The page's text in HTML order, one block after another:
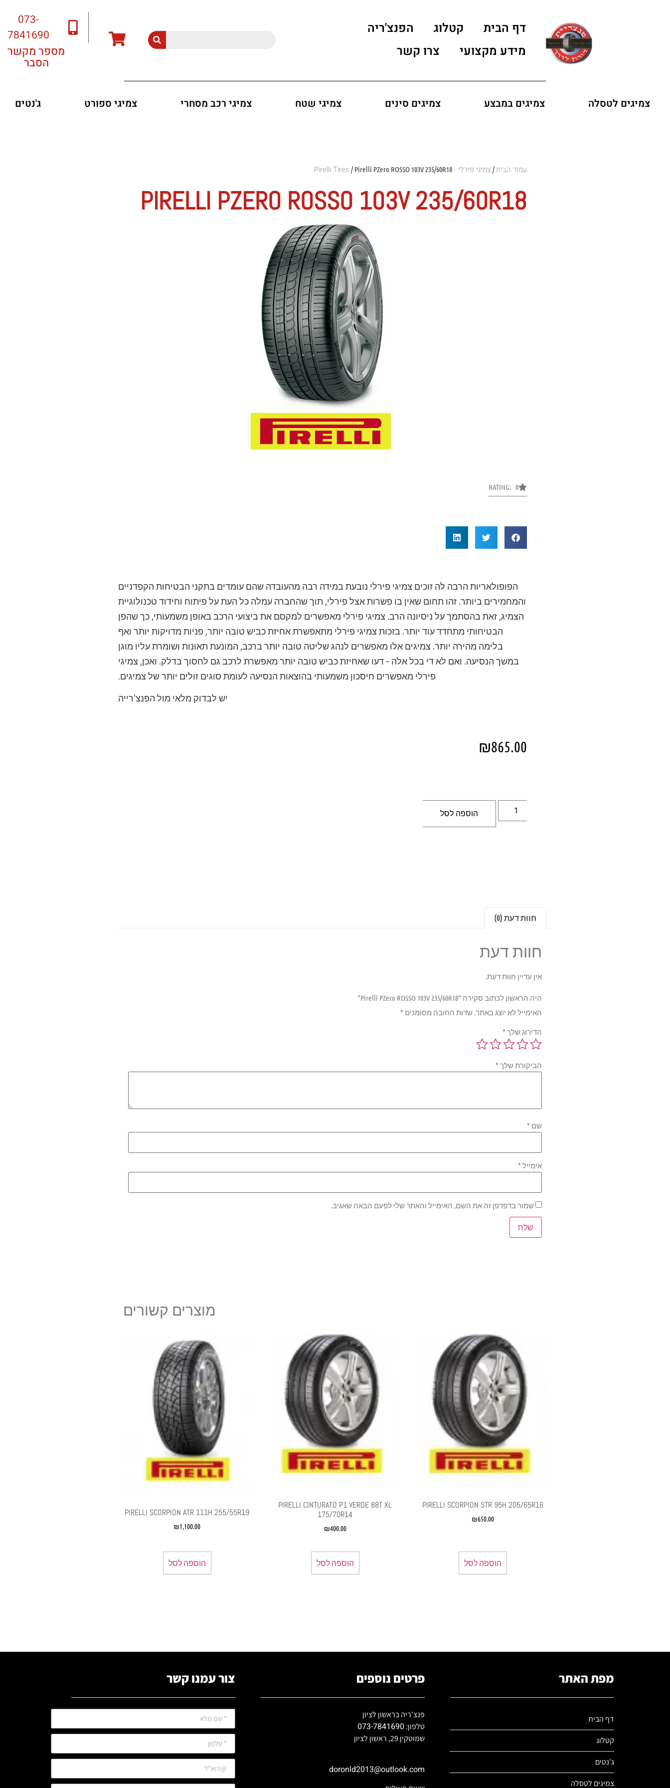
דף הבית קטלוג
הפנצ'ריה
מידע מקצועי
צרו קשר
073-
7841690
מספר מקשר
הסבר
צמיגים לטסלה צמיגים במבצע צמיגים סינים צמיגי שטח צמיגי רכב מסחרי צמיגי ספורט ג'נטים
עמוד הבית/ צמיגי פירלי - Pirelli Tires / Pirelli PZero ROSSO 103V 235/60R18
PIRELLI PZERO ROSSO 103V 235/60R18
RATING: 0
הפופולאריות הרבה לה זוכים צמיגי פירלי נובעת במידה רבה מהעובדה שהם עומדים בתקני הבטיחות הקפדניים
והמחמירים ביותר. זהו תחום שאין בו פשרות אצל פירלי, תוך שהחברה עמלה כל העת על פיתוח וחידוד טכנולוגיית
הצמיג, זאת בהסתמך על ניסיונה הרב. צמיגי פירלי מאפשרים למקסם את ביצועי הרכב באופן משמעותי, כך שהפן
הבטיחותי מתחדד עוד יותר. בזכות צמיגי פירלי מתאפשרת אחיזת כביש טובה יותר, פניות מדויקות יותר ואף
בלימה מהירה יותר. צמיגים אלו מאפשרים לנהג שליטה טובה יותר ברכב, המונעת תאונות ושומרת עליו מוגן
במשך הנסיעה. ואם לא די בכל אלה – דעו שאחיזת כביש טובה יותר מאפשרת לרכב גם לחסוך בדלק. ואכן, צמיגי
פירלי מאפשרים חיסכון משמעותי בהוצאות הנסיעה לעומת סוגים זולים יותר של צמיגים.
יש לבדוק מלאי מול הפנצ'רייה
₪865.00
הוספה לסל
חוות דעת (0)
חוות דעת
אין עדיין חוות דעת.
היה הראשון לכתוב סקירה “Pirelli PZero ROSSO 103V 235/60R18”
האימייל לא יוצג באתר. שדות החובה מסומנים *
הדירוג שלך *
הביקורת שלך *
שם *
אימייל *
שמור בדפדפן זה את השם, האימייל והאתר שלי לפעם הבאה שאגיב.
מוצרים קשורים
PIRELLI SCORPION STR 95H 205/65R16
₪650.00
הוספה לסל
PIRELLI CINTURATO P1 VERDE 88T XL
175/70R14
₪400.00
הוספה לסל
PIRELLI SCORPION ATR 111H 255/55R19
₪1,100.00
הוספה לסל
מפת האתר
דף הבית
קטלוג
ג'נטים
צמיגים לטסלה
פרטים נוספים
פנצ'ריה בראשון לציון
טלפון:073-7841690
שמוטקין 29, ראשון לציון
doronld2013@outlook.com
צור עמנו קשר